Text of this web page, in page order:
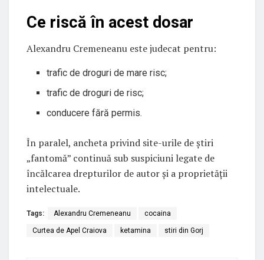
Ce riscă în acest dosar
Alexandru Cremeneanu este judecat pentru:
trafic de droguri de mare risc;
trafic de droguri de risc;
conducere fără permis.
În paralel, ancheta privind site-urile de știri
„fantomă” continuă sub suspiciuni legate de
încălcarea drepturilor de autor și a proprietății
intelectuale.
Tags: Alexandru Cremeneanu cocaina
Curtea de Apel Craiova ketamina stiri din Gorj